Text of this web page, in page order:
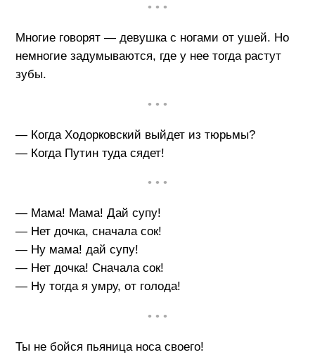
• • •
Многие говорят — девушка с ногами от ушей. Но
немногие задумываются, где у нее тогда растут
зубы.
• • •
— Когда Ходорковский выйдет из тюрьмы?
— Когда Путин туда сядет!
• • •
— Мама! Мама! Дай супу!
— Нет дочка, сначала сок!
— Ну мама! дай супу!
— Нет дочка! Сначала сок!
— Ну тогда я умру, от голода!
• • •
Ты не бойся пьяница носа своего!